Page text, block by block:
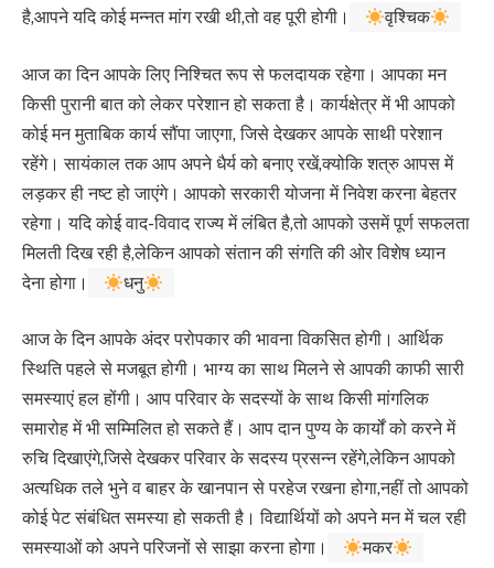
है,आपने यदि कोई मन्नत मांग रखी थी,तो वह पूरी होगी।
वृश्चिक
आज का दिन आपके लिए निश्चित रूप से फलदायक रहेगा। आपका मन
किसी पुरानी बात को लेकर परेशान हो सकता है। कार्यक्षेत्र में भी आपको
कोई मन मुताबिक कार्य सौंपा जाएगा, जिसे देखकर आपके साथी परेशान
रहेंगे। सायंकाल तक आप अपने धैर्य को बनाए रखें,क्योकि शत्रु आपस में
लड़कर ही नष्ट हो जाएंगे। आपको सरकारी योजना में निवेश करना बेहतर
रहेगा। यदि कोई वाद-विवाद राज्य में लंबित है,तो आपको उसमें पूर्ण सफलता
मिलती दिख रही है,लेकिन आपको संतान की संगति की ओर विशेष ध्यान
देना होगा।
धनु
आज के दिन आपके अंदर परोपकार की भावना विकसित होगी। आर्थिक
स्थिति पहले से मजबूत होगी। भाग्य का साथ मिलने से आपकी काफी सारी
समस्याएं हल होंगी। आप परिवार के सदस्यों के साथ किसी मांगलिक
समारोह में भी सम्मिलित हो सकते हैं। आप दान पुण्य के कार्यों को करने में
रुचि दिखाएंगे,जिसे देखकर परिवार के सदस्य प्रसन्न रहेंगे,लेकिन आपको
अत्यधिक तले भुने व बाहर के खानपान से परहेज रखना होगा,नहीं तो आपको
कोई पेट संबंधित समस्या हो सकती है। विद्यार्थियों को अपने मन में चल रही
समस्याओं को अपने परिजनों से साझा करना होगा।
मकर